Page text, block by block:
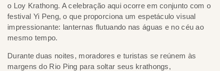
o Loy Krathong. A celebração aqui ocorre em conjunto com o
festival Yi Peng, o que proporciona um espetáculo visual
impressionante: lanternas flutuando nas águas e no céu ao
mesmo tempo.
Durante duas noites, moradores e turistas se reúnem às
margens do Rio Ping para soltar seus krathongs,